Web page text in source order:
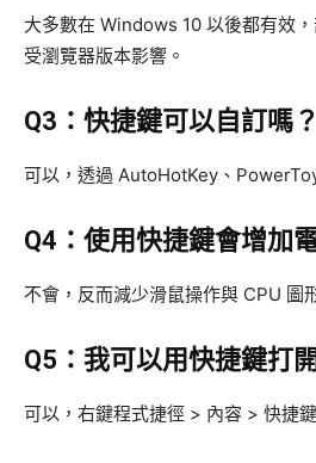
大多數在 Windows 10 以後都有效
受瀏覽器版本影響。
Q3：快捷鍵可以自訂嗎？
可以，透過 AutoHotKey、
Q4：使用快捷鍵會增加
不會，反而減少滑鼠操作與 CPU 圖
Q5：我可以用快捷鍵打
可以，右鍵程式捷徑 > 內容 > 快捷